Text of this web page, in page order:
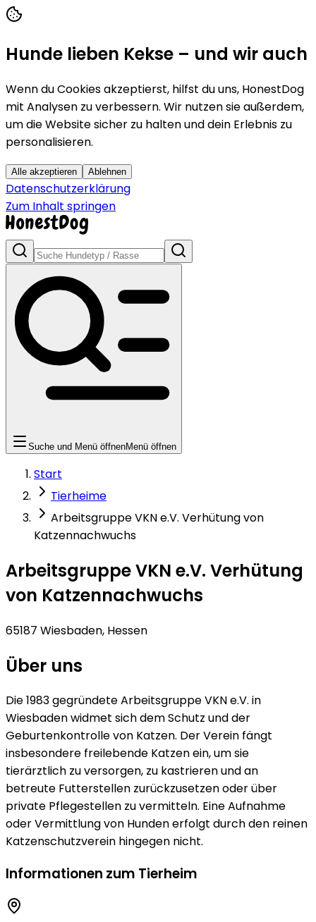
Hunde lieben Kekse – und wir auch
Wenn du Cookies akzeptierst, hilfst du uns, HonestDog
mit Analysen zu verbessern. Wir nutzen sie außerdem,
um die Website sicher zu halten und dein Erlebnis zu
personalisieren.
Alle akzeptieren Ablehnen
Datenschutzerklärung
Zum Inhalt springen
Suche und Menü öffnenMenü öffnen
Start
Tierheime
Arbeitsgruppe VKN e.V. Verhütung von
Katzennachwuchs
Arbeitsgruppe VKN e.V. Verhütung
von Katzennachwuchs
65187 Wiesbaden, Hessen
Über uns
Die 1983 gegründete Arbeitsgruppe VKN e.V. in
Wiesbaden widmet sich dem Schutz und der
Geburtenkontrolle von Katzen. Der Verein fängt
insbesondere freilebende Katzen ein, um sie
tierärztlich zu versorgen, zu kastrieren und an
betreute Futterstellen zurückzusetzen oder über
private Pflegestellen zu vermitteln. Eine Aufnahme
oder Vermittlung von Hunden erfolgt durch den reinen
Katzenschutzverein hingegen nicht.
Informationen zum Tierheim